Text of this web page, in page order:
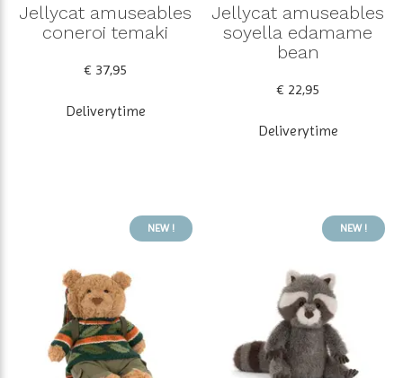
Jellycat amuseables
coneroi temaki
€ 37,95
Deliverytime
Jellycat amuseables
soyella edamame
bean
€ 22,95
Deliverytime
NEW ! NEW !